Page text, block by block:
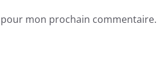
mon prochain commentaire.